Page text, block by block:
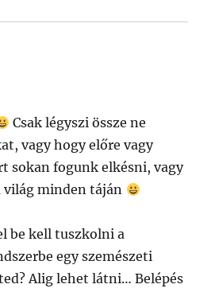
Csak légyszi össze ne
vagy hogy előre vagy
sokan fogunk elkésni, vagy
világ minden táján
be kell tuszkolni a
egy szemészeti
Alig lehet látni… Belépés